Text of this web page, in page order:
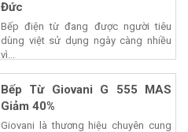
Đức
Bếp điện từ đang được người tiêu
dùng việt sử dụng ngày càng nhiều
vì...
Bếp Từ Giovani G 555 MAS
Giảm 40%
Giovani là thương hiệu chuyên cung